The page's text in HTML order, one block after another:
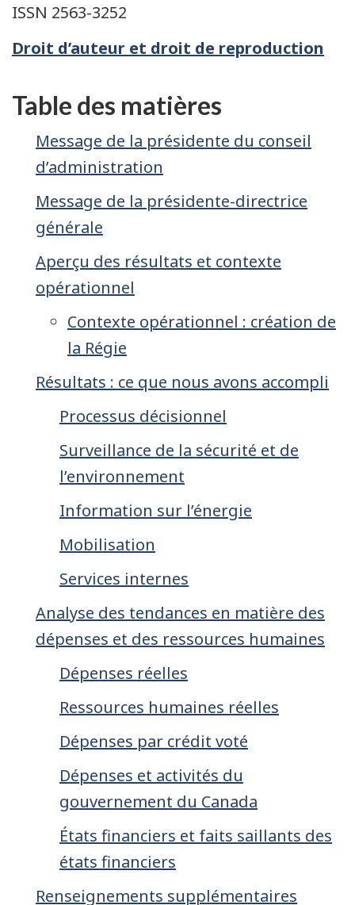
ISSN 2563-3252
Droit d’auteur et droit de reproduction
Table des matières
Message de la présidente du conseil
d’administration
Message de la présidente-directrice
générale
Aperçu des résultats et contexte
opérationnel
Contexte opérationnel : création de
la Régie
Résultats : ce que nous avons accompli
Processus décisionnel
Surveillance de la sécurité et de
l’environnement
Information sur l’énergie
Mobilisation
Services internes
Analyse des tendances en matière des
dépenses et des ressources humaines
Dépenses réelles
Ressources humaines réelles
Dépenses par crédit voté
Dépenses et activités du
gouvernement du Canada
États financiers et faits saillants des
états financiers
Renseignements supplémentaires